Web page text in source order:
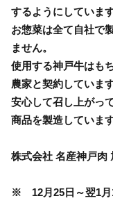
するようにしています
お惣菜は全て自社で
ません。
使用する神戸牛はも
農家と契約しています
安心して召し上がっ
商品を製造しています
株式会社 名産神戸肉
※ 12月25日～翌1月